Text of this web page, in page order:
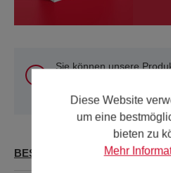
Sie können unsere
Länder verwenden Sie
BESCHREIBUNG
Diese Website
um eine
bieten zu
Mehr